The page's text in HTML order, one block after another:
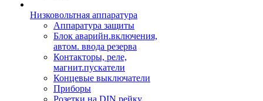
Низковольтная аппаратура
Аппаратура защиты
Блок аварийн.включения,
автом. ввода резерва
Контакторы, реле,
магнит.пускатели
Концевые выключатели
Приборы